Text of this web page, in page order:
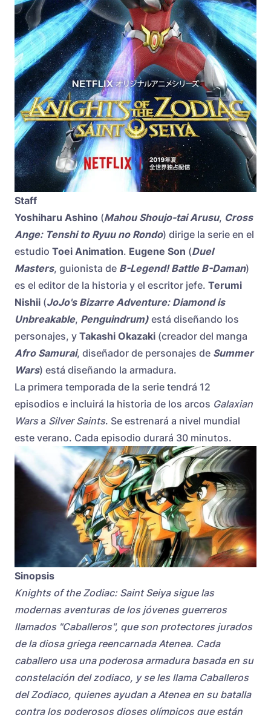
Staff
Yoshiharu Ashino (Mahou Shoujo-tai Arusu, Cross
Ange: Tenshi to Ryuu no Rondo) dirige la serie en el
estudio Toei Animation. Eugene Son (Duel
Masters, guionista de B-Legend! Battle B-Daman)
es el editor de la historia y el escritor jefe. Terumi
Nishii (JoJo's Bizarre Adventure: Diamond is
Unbreakable, Penguindrum) está diseñando los
personajes, y Takashi Okazaki (creador del manga
Afro Samurai, diseñador de personajes de Summer
Wars) está diseñando la armadura.
La primera temporada de la serie tendrá 12
episodios e incluirá la historia de los arcos Galaxian
Warsa Silver Saints. Se estrenará a nivel mundial
este verano. Cada episodio durará 30 minutos.
Sinopsis
Knights of the Zodiac: Saint Seiya sigue las
modernas aventuras de los jóvenes guerreros
llamados "Caballeros", que son protectores jurados
de la diosa griega reencarnada Atenea. Cada
caballero usa una poderosa armadura basada en su
constelación del zodiaco, y se les llama Caballeros
del Zodiaco, quienes ayudan a Atenea en su batalla
contra los poderosos dioses olímpicos que están